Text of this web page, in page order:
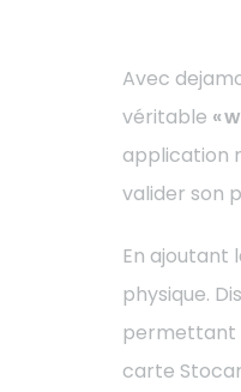
Avec
véritable «
application
valider son
En ajoutant
physique.
permettant
carte